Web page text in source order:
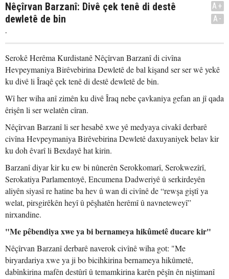
Nêçîrvan Barzanî: Divê çek tenê di destê
dewletê de bin
.
A+
A-
Serokê Herêma Kurdistanê Nêçîrvan Barzanî di civîna
Hevpeymaniya Birêvebirina Dewletê de bal kişand ser ser wê yekê
ku divê li Îraqê çek tenê di destê dewletê de bin.
Wî her wiha anî zimên ku divê Îraq nebe çavkaniya gefan an jî qada
êrişên li ser welatên cîran.
Nêçîrvan Barzanî li ser hesabê xwe yê medyaya civakî derbarê
civîna Hevpeymaniya Birêvebirina Dewletê daxuyaniyek belav kir
ku doh êvarî li Bexdayê hat kirin.
Barzanî diyar kir ku ew bi nûnerên Serokkomarî, Serokwezîrî,
Serokatiya Parlamentoyê, Encumena Dadweriyê û serkirdeyên
aliyên siyasî re hatine ba hev û wan di civînê de “rewşa giştî ya
welat, pirsgirêkên heyî û pêşhatên herêmî û navneteweyî”
nirxandine.
"Me pêbendiya xwe ya bi bernameya hikûmetê ducare kir"
Nêçîrvan Barzanî derbarê naverok civînê wiha got: "Me
biryardariya xwe ya ji bo bicihkirina bernameya hikûmetê,
dabînkirina mafên destûrî û temamkirina karên pêşîn ên niştimanî